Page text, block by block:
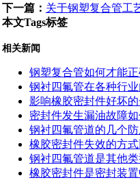
下一篇： 关于钢塑复合管工
本文Tags标签
相关新闻
钢塑复合管如何才能
钢衬四氟管在各种行业
影响橡胶密封件好坏
密封件发生漏油故障
钢衬四氟管道的几个
橡胶密封件失效的方
钢衬四氟管道是其他
橡胶密封件是密封装